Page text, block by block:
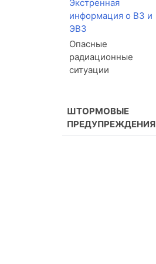
Экстренная
информация о ВЗ и
ЭВЗ
Опасные
радиационные
ситуации
ШТОРМОВЫЕ
ПРЕДУПРЕЖДЕНИЯ